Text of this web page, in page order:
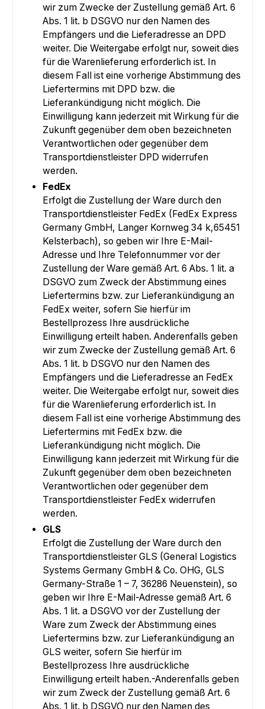
wir zum Zwecke der Zustellung gemäß Art. 6
Abs. 1 lit. b DSGVO nur den Namen des
Empfängers und die Lieferadresse an DPD
weiter. Die Weitergabe erfolgt nur, soweit dies
für die Warenlieferung erforderlich ist. In
diesem Fall ist eine vorherige Abstimmung des
Liefertermins mit DPD bzw. die
Lieferankündigung nicht möglich. Die
Einwilligung kann jederzeit mit Wirkung für die
Zukunft gegenüber dem oben bezeichneten
Verantwortlichen oder gegenüber dem
Transportdienstleister DPD widerrufen
werden.
FedEx
Erfolgt die Zustellung der Ware durch den
Transportdienstleister FedEx (FedEx Express
Germany GmbH, Langer Kornweg 34 k,65451
Kelsterbach), so geben wir Ihre E-Mail-
Adresse und Ihre Telefonnummer vor der
Zustellung der Ware gemäß Art. 6 Abs. 1 lit. a
DSGVO zum Zweck der Abstimmung eines
Liefertermins bzw. zur Lieferankündigung an
FedEx weiter, sofern Sie hierfür im
Bestellprozess Ihre ausdrückliche
Einwilligung erteilt haben. Anderenfalls geben
wir zum Zwecke der Zustellung gemäß Art. 6
Abs. 1 lit. b DSGVO nur den Namen des
Empfängers und die Lieferadresse an FedEx
weiter. Die Weitergabe erfolgt nur, soweit dies
für die Warenlieferung erforderlich ist. In
diesem Fall ist eine vorherige Abstimmung des
Liefertermins mit FedEx bzw. die
Lieferankündigung nicht möglich. Die
Einwilligung kann jederzeit mit Wirkung für die
Zukunft gegenüber dem oben bezeichneten
Verantwortlichen oder gegenüber dem
Transportdienstleister FedEx widerrufen
werden.
GLS
Erfolgt die Zustellung der Ware durch den
Transportdienstleister GLS (General Logistics
Systems Germany GmbH & Co. OHG, GLS
Germany-Straße 1 – 7, 36286 Neuenstein), so
geben wir Ihre E-Mail-Adresse gemäß Art. 6
Abs. 1 lit. a DSGVO vor der Zustellung der
Ware zum Zweck der Abstimmung eines
Liefertermins bzw. zur Lieferankündigung an
GLS weiter, sofern Sie hierfür im
Bestellprozess Ihre ausdrückliche
Einwilligung erteilt haben.-Anderenfalls geben
wir zum Zweck der Zustellung gemäß Art. 6
Abs. 1 lit. b DSGVO nur den Namen des